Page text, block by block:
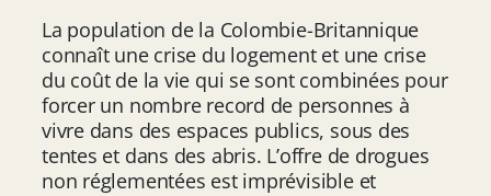
La population de la Colombie-Britannique
connaît une crise du logement et une crise
du coût de la vie qui se sont combinées pour
forcer un nombre record de personnes à
vivre dans des espaces publics, sous des
tentes et dans des abris. L’offre de drogues
non réglementées est imprévisible et